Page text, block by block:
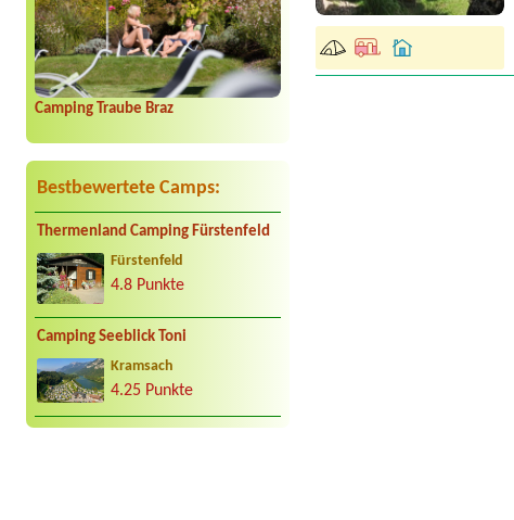
Camping Traube Braz
Bestbewertete Camps:
Thermenland Camping Fürstenfeld
Fürstenfeld
4.8 Punkte
Camping Seeblick Toni
Kramsach
4.25 Punkte